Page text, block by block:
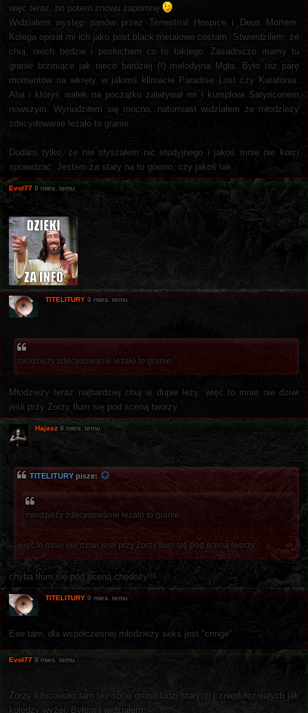
więc teraz, bo potem znowu zapomnę
Widziałem występ panów przez Terrestrial Hospice i Deus Mortem.
Kolega opisał mi ich jako post black metalowe cośtam. Stwierdziłem, że
chuj, niech będzie i posłucham co to takiego. Zasadniczo mamy tu
granie brzmiące jak nieco bardziej (!) melodyjna Mgła. Było też parę
momentów na wkręty w jakimś klimacie Paradise Lost czy Katatonia.
Aha i któryś wałek na początku zalatywał mi i kumplowi Satyriconem
nowszym. Wynudziłem się mocno, natomiast widziałem że młodzieży
zdecydowanie leżało to granie.
Dodam tylko, że nie słyszałem nic studyjnego i jakoś mnie nie korci
sprawdzać. Jestem za stary na to gówno, czy jakoś tak.
Evol77 9 mies. temu
TITELITURY 9 mies. temu
młodzieży zdecydowanie leżało to granie
Młodzieży teraz najbardziej chuj w dupie leży, więc to mnie nie dziwi
jeśli przy Zorzy tłum się pod sceną tworzy.
Hajasz 9 mies. temu
TITELITURY pisze:
młodzieży zdecydowanie leżało to granie
więc to mnie nie dziwi jeśli przy Zorzy tłum się pod sceną tworzy.
chyba tłum się pod sceną chędoży!!!
TITELITURY 9 mies. temu
Eee tam, dla współczesnej młodzieży seks jest "cringe".
Evol77 9 mies. temu
Zorzy kibicowało tam też spoe grono ludzi starych i zniedołężniałych jak
koledzy wyżej. Byłem i widziałem.